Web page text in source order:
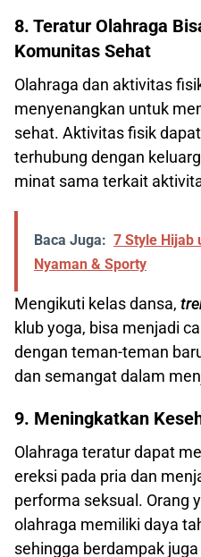
8. Teratur Olahraga
Komunitas Sehat
Olahraga dan aktivitas
menyenangkan untuk
sehat. Aktivitas fisik
terhubung dengan
minat sama terkait
Baca Juga: 7 Style Hijab
Nyaman & Sporty
Mengikuti kelas dansa,
klub yoga, bisa menjadi
dengan teman-teman
dan semangat dalam
9. Meningkatkan
Olahraga teratur dapat
ereksi pada pria dan
performa seksual. Orang
olahraga memiliki daya
sehingga berdampak